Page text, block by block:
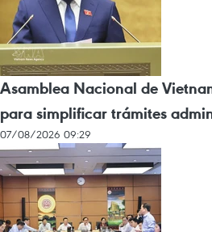
Asamblea Nacional de
para simplificar trámites
07/08/2026 09:29